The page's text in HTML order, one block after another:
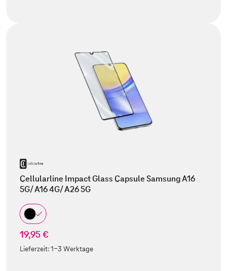
Cellularline Impact Glass Capsule Samsung A16
5G/ A16 4G/ A26 5G
19,95 €
Lieferzeit:1-3 Werktage